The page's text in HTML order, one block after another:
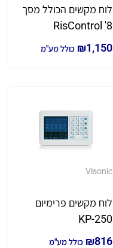
לוח מקשים הכולל מסך
8' RisControl
₪1,150 כולל מע"מ
Visonic
לוח מקשים פרימיום
KP-250
₪816 כולל מע"מ